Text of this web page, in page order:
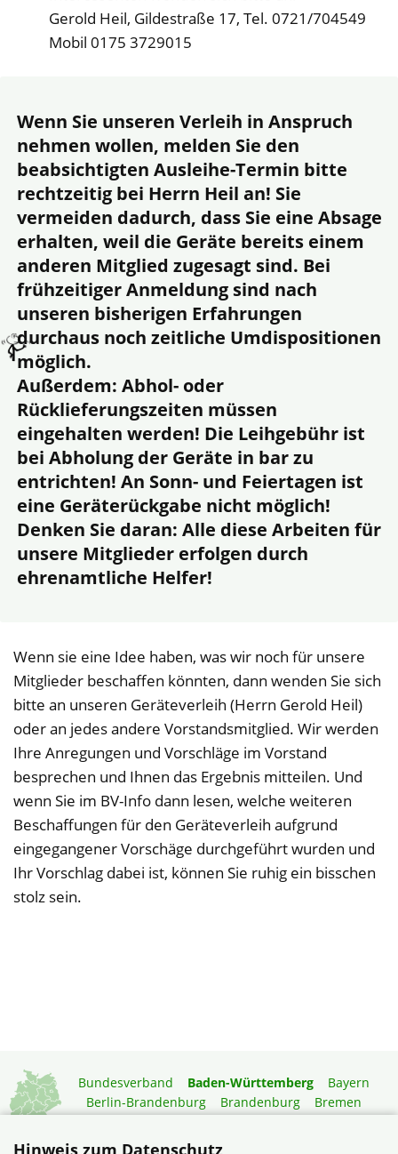
Gerold Heil, Gildestraße 17, Tel. 0721/704549
Mobil 0175 3729015
Wenn Sie unseren Verleih in Anspruch
nehmen wollen, melden Sie den
beabsichtigten Ausleihe-Termin bitte
rechtzeitig bei Herrn Heil an! Sie
vermeiden dadurch, dass Sie eine Absage
erhalten, weil die Geräte bereits einem
anderen Mitglied zugesagt sind. Bei
frühzeitiger Anmeldung sind nach
unseren bisherigen Erfahrungen
durchaus noch zeitliche Umdispositionen
möglich.
Außerdem: Abhol- oder
Rücklieferungszeiten müssen
eingehalten werden! Die Leihgebühr ist
bei Abholung der Geräte in bar zu
entrichten! An Sonn- und Feiertagen ist
eine Geräterückgabe nicht möglich!
Denken Sie daran: Alle diese Arbeiten für
unsere Mitglieder erfolgen durch
ehrenamtliche Helfer!
Wenn sie eine Idee haben, was wir noch für unsere
Mitglieder beschaffen könnten, dann wenden Sie sich
bitte an unseren Geräteverleih (Herrn Gerold Heil)
oder an jedes andere Vorstandsmitglied. Wir werden
Ihre Anregungen und Vorschläge im Vorstand
besprechen und Ihnen das Ergebnis mitteilen. Und
wenn Sie im BV-Info dann lesen, welche weiteren
Beschaffungen für den Geräteverleih aufgrund
eingegangener Vorschäge durchgeführt wurden und
Ihr Vorschlag dabei ist, können Sie ruhig ein bisschen
stolz sein.
Bundesverband Baden-Württemberg
Bayern
Berlin-Brandenburg
Brandenburg
Bremen
Niedersachsen
Hinweis zum Datenschutz